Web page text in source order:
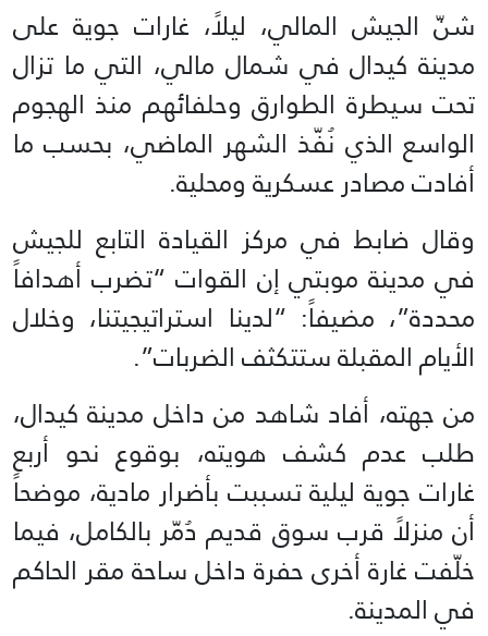
شنّ الجيش المالي، ليلاً، غارات جوية على
مدينة كيدال في شمال مالي، التي ما تزال
تحت سيطرة الطوارق وحلفائهم منذ الهجوم
الواسع الذي نُفّذ الشهر الماضي، بحسب ما
أفادت مصادر عسكرية ومحلية.
وقال ضابط في مركز القيادة التابع للجيش
في مدينة موبتي إن القوات “تضرب أهدافاً
محددة”، مضيفاً: “لدينا استراتيجيتنا، وخلال
الأيام المقبلة ستتكثف الضربات”.
من جهته، أفاد شاهد من داخل مدينة كيدال،
طلب عدم كشف هويته، بوقوع نحو أربع
غارات جوية ليلية تسببت بأضرار مادية، موضحاً
أن منزلاً قرب سوق قديم دُمّر بالكامل، فيما
خلّفت غارة أخرى حفرة داخل ساحة مقر الحاكم
في المدينة.